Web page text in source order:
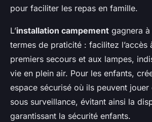
pour faciliter les repas en famille.
L’installation campement gagnera
termes de praticité : facilitez l’accès
premiers secours et aux lampes,
vie en plein air. Pour les enfants,
espace sécurisé où ils peuvent
sous surveillance, évitant ainsi la
garantissant la sécurité enfants.